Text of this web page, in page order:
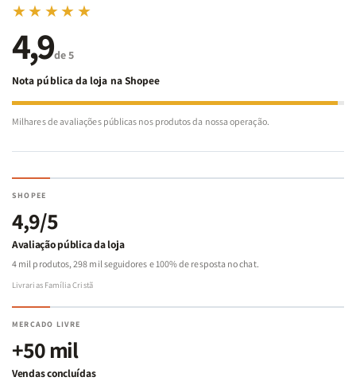
★★★★★
4,9de 5
Nota pública da loja na Shopee
Milhares de avaliações públicas nos produtos da nossa operação.
SHOPEE
4,9/5
Avaliação pública da loja
4 mil produtos, 298 mil seguidores e 100% de resposta no chat.
Livrarias Família Cristã
MERCADO LIVRE
+50 mil
Vendas concluídas